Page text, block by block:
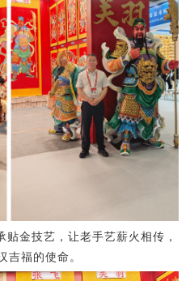
金技艺，让老手艺薪火相传，
福的使命。